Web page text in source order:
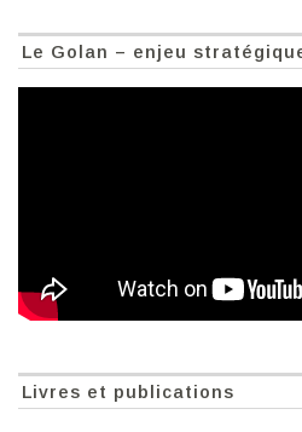
Le Golan – enjeu
Livres et publications